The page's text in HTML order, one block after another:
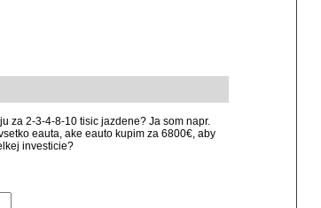
za 2-3-4-8-10 tisic jazdene? Ja som napr.
eauta, ake eauto kupim za 6800€, aby
investicie?